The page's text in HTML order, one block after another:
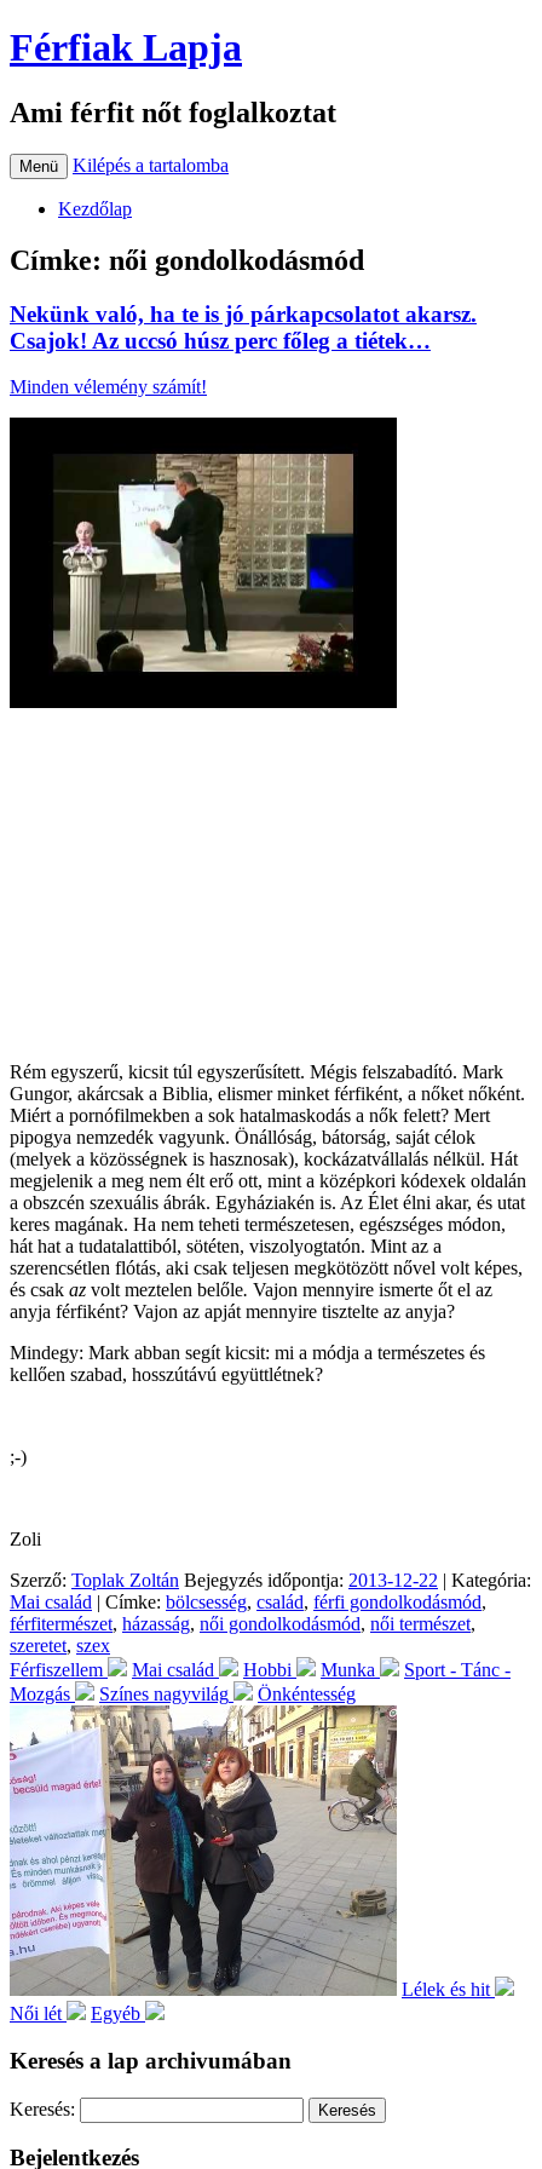
Férfiak Lapja
Ami férfit nőt foglalkoztat
Menü Kilépés a tartalomba
Kezdőlap
Címke: női gondolkodásmód
Nekünk való, ha te is jó párkapcsolatot akarsz.
Csajok! Az uccsó húsz perc főleg a tiétek…
Minden vélemény számít!
Rém egyszerű, kicsit túl egyszerűsített. Mégis felszabadító. Mark
Gungor, akárcsak a Biblia, elismer minket férfiként, a nőket nőként.
Miért a pornófilmekben a sok hatalmaskodás a nők felett? Mert
pipogya nemzedék vagyunk. Önállóság, bátorság, saját célok
(melyek a közösségnek is hasznosak), kockázatvállalás nélkül. Hát
megjelenik a meg nem élt erő ott, mint a középkori kódexek oldalán
a obszcén szexuális ábrák. Egyháziakén is. Az Élet élni akar, és utat
keres magának. Ha nem teheti természetesen, egészséges módon,
hát hat a tudatalattiból, sötéten, viszolyogtatón. Mint az a
szerencsétlen flótás, aki csak teljesen megkötözött nővel volt képes,
és csak az volt meztelen belőle. Vajon mennyire ismerte őt el az
anyja férfiként? Vajon az apját mennyire tisztelte az anyja?
Mindegy: Mark abban segít kicsit: mi a módja a természetes és
kellően szabad, hosszútávú együttlétnek?
;-)
Zoli
Szerző: Toplak Zoltán Bejegyzés időpontja: 2013-12-22 | Kategória:
Mai család | Címke: bölcsesség, család, férfi gondolkodásmód,
férfitermészet, házasság, női gondolkodásmód, női természet,
szeretet, szex
Férfiszellem
Mai család Hobbi Munka
Sport - Tánc -
Mozgás
Színes nagyvilág Önkéntesség
Lélek és hit
Női lét
Egyéb
Keresés a lap archivumában
Keresés:
Bejelentkezés